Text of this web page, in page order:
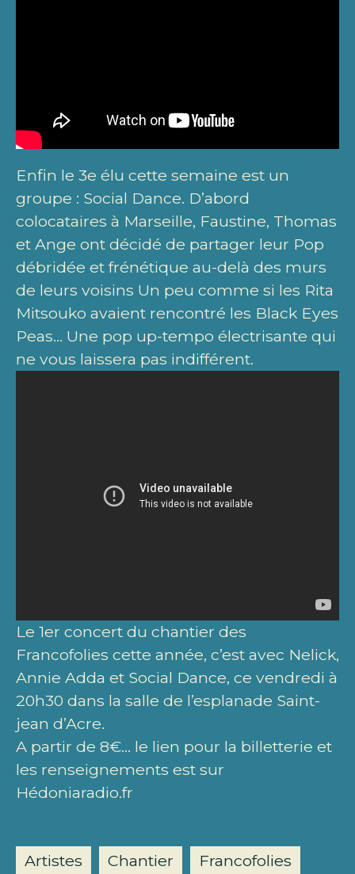
Enfin le 3e élu cette semaine est un
groupe : Social Dance. D’abord
colocataires à Marseille, Faustine, Thomas
et Ange ont décidé de partager leur Pop
débridée et frénétique au-delà des murs
de leurs voisins Un peu comme si les Rita
Mitsouko avaient rencontré les Black Eyes
Peas… Une pop up-tempo électrisante qui
ne vous laissera pas indifférent.
Le 1er concert du chantier des
Francofolies cette année, c’est avec Nelick,
Annie Adda et Social Dance, ce vendredi à
20h30 dans la salle de l’esplanade Saint-
jean d’Acre.
A partir de 8€… le lien pour la billetterie et
les renseignements est sur
Hédoniaradio.fr
Artistes Chantier
Francofolies